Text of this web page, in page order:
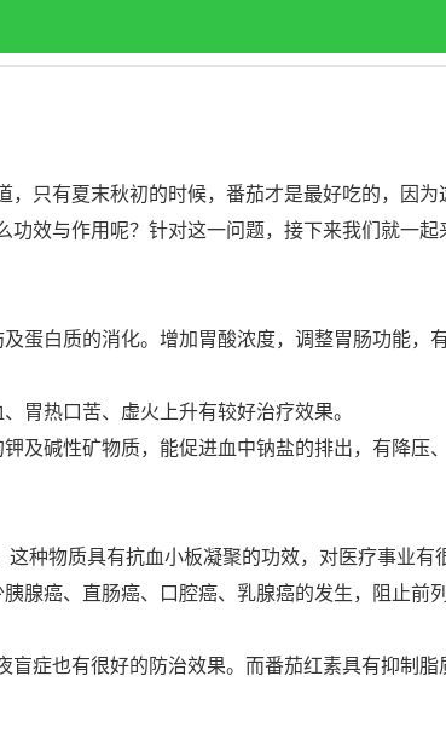
有夏末秋初的时候，番茄才是最好吃的，因为
效与作用呢？针对这一问题，接下来我们就一起
白质的消化。增加胃酸浓度，调整胃肠功能，
热口苦、虚火上升有较好治疗效果。
碱性矿物质，能促进血中钠盐的排出，有降压
物质具有抗血小板凝聚的功效，对医疗事业有
癌、直肠癌、口腔癌、乳腺癌的发生，阻止前
也有很好的防治效果。而番茄红素具有抑制脂